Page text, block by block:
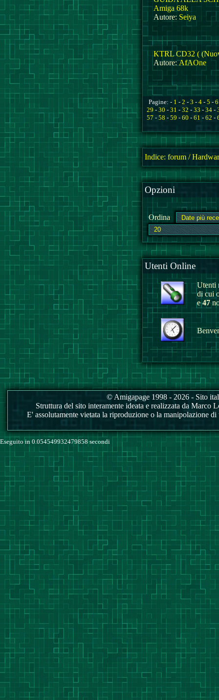
Amiga 68k
Autore: Seiya
KTRL CD32 (
Autore:AfAOne
Pagine: - 1 - 2 - 3 - 4 - 5 - 6
29 - 30 - 31 - 32 - 33 - 34 -
57 - 58 - 59 - 60 - 61 - 62 -
Indice: forum /
Opzioni
Ordina
Utenti Online
Utenti
di cui
e47
© Amigapage 1998 - 2026 - Sito
Struttura del sito interamente ideata e realizzata da
E' assolutamente vietata la riproduzione o la manipolazione
Eseguito in 0.054549932479858 secondi